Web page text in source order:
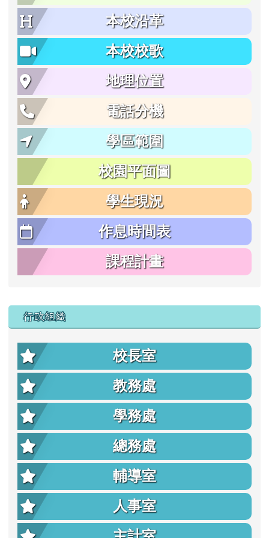
本校沿革
本校校歌
地理位置
電話分機
學區範圍
校園平面圖
學生現況
作息時間表
課程計畫
行政組織
校長室
教務處
學務處
總務處
輔導室
人事室